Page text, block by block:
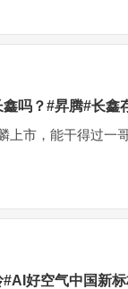
吗？#昇腾#长鑫
上市，能干得过一
好空气中国新